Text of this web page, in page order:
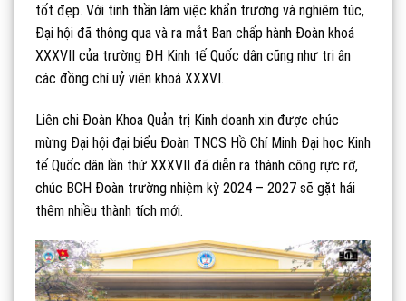
tốt đẹp. Với tinh thần làm việc khẩn trương và nghiêm túc,
Đại hội đã thông qua và ra mắt Ban chấp hành Đoàn khoá
XXXVII của trường ĐH Kinh tế Quốc dân cũng như tri ân
các đồng chí uỷ viên khoá XXXVI.
Liên chi Đoàn Khoa Quản trị Kinh doanh xin được chúc
mừng Đại hội đại biểu Đoàn TNCS Hồ Chí Minh Đại học Kinh
tế Quốc dân lần thứ XXXVII đã diễn ra thành công rực rỡ,
chúc BCH Đoàn trường nhiệm kỳ 2024 – 2027 sẽ gặt hái
thêm nhiều thành tích mới.